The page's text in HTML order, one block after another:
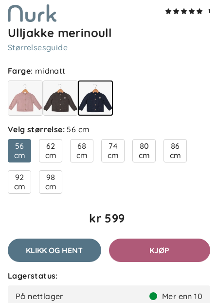
1
Ulljakke merinoull
Størrelsesguide
Farge: midnatt
Velg størrelse: 56 cm
56
cm
62
cm
68
cm
74
cm
80
cm
86
cm
92
cm
98
cm
kr 599
KLIKK OG HENT KJØP
Lagerstatus:
På nettlager Mer enn 10
5.0
Anmeldelser (1)
TH